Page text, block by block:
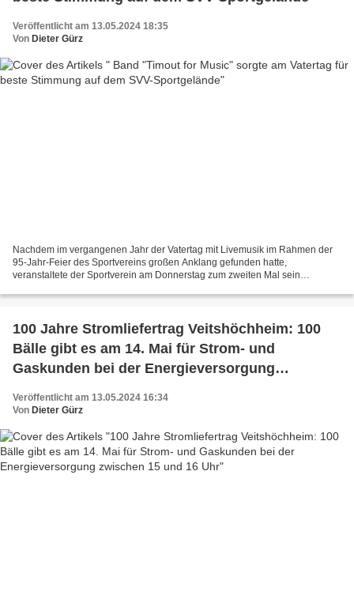
Veröffentlicht am 13.05.2024 18:35
Von Dieter Gürz
Nachdem im vergangenen Jahr der Vatertag mit Livemusik im Rahmen der
95-Jahr-Feier des Sportvereins großen Anklang gefunden hatte,
veranstaltete der Sportverein am Donnerstag zum zweiten Mal sein
100 Jahre Stromliefertrag Veitshöchheim: 100
Bälle gibt es am 14. Mai für Strom- und
Gaskunden bei der Energieversorgung
Veröffentlicht am 13.05.2024 16:34
Von Dieter Gürz